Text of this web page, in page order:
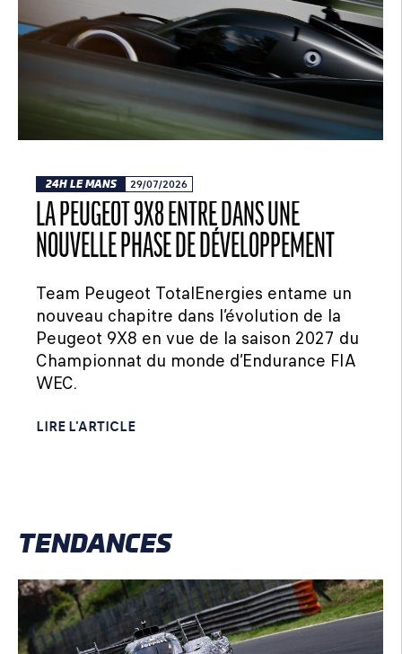
TENDANCES
24H LE MANS 29/07/2026
LA PEUGEOT 9X8 ENTRE DANS UNE
NOUVELLE PHASE DE DÉVELOPPEMENT
Team Peugeot TotalEnergies entame un
nouveau chapitre dans l’évolution de la
Peugeot 9X8 en vue de la saison 2027 du
Championnat du monde d’Endurance FIA
WEC.
LIRE L'ARTICLE